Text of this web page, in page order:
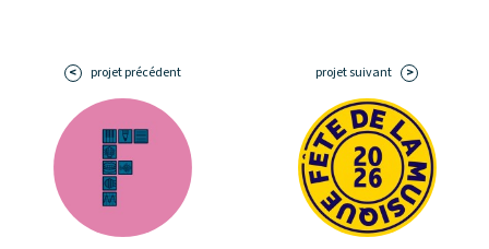
projet suivant
projet précédent